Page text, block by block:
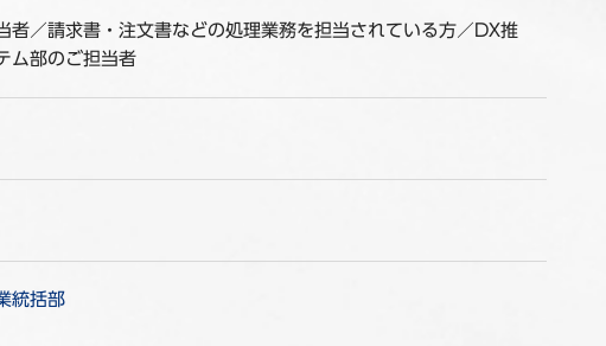
／請求書・注文書などの処理業務を担当されている方／DX推
ム部のご担当者
統括部